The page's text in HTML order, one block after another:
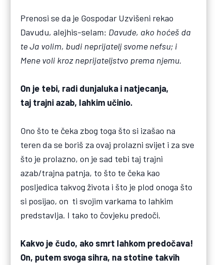
Prenosi se da je Gospodar Uzvišeni rekao
Davudu, alejhis-selam: Davude, ako hoćeš da
te Ja volim, budi neprijatelj svome nefsu; i
Mene voli kroz neprijateljstvo prema njemu.
On je tebi, radi dunjaluka i natjecanja,
taj trajni azab, lahkim učinio.
Ono što te čeka zbog toga što si izašao na
teren da se boriš za ovaj prolazni svijet i za sve
što je prolazno, on je sad tebi taj trajni
azab/trajna patnja, to što te čeka kao
posljedica takvog života i što je plod onoga što
si posijao, on ti svojim varkama to lahkim
predstavlja. I tako to čovjeku predoči.
Kakvo je čudo, ako smrt lahkom predočava!
On, putem svoga sihra, na stotine takvih